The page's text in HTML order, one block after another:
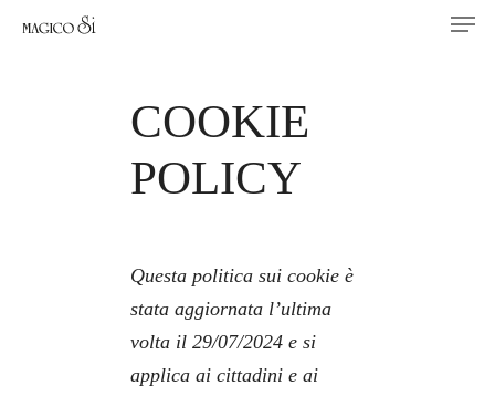
Menu
COOKIE
POLICY
Questa politica sui cookie è
stata aggiornata l’ultima
volta il 29/07/2024 e si
applica ai cittadini e ai